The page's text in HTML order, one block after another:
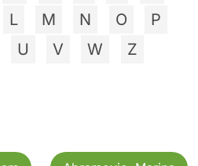
L M N O
P
U V W Z